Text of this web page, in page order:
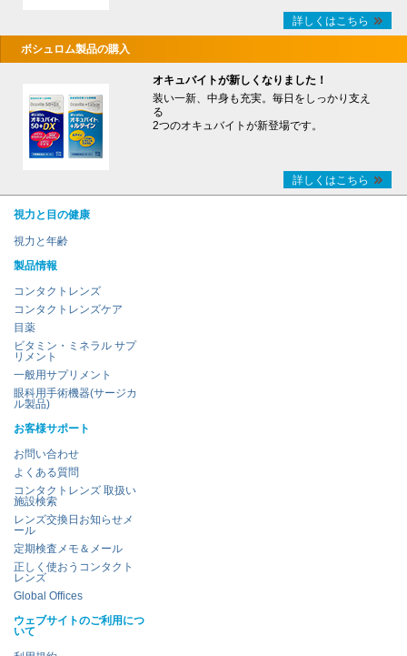
詳しくはこちら
ボシュロム製品の購入
オキュバイトが新しくなりました！
装い一新、中身も充実。毎日をしっかり支え
る
2つのオキュバイトが新登場です。
詳しくはこちら
視力と目の健康
視力と年齢
製品情報
コンタクトレンズ
コンタクトレンズケア
目薬
ビタミン・ミネラル サプ
リメント
一般用サプリメント
眼科用手術機器(サージカ
ル製品)
お客様サポート
お問い合わせ
よくある質問
コンタクトレンズ 取扱い
施設検索
レンズ交換日お知らせメ
ール
定期検査メモ＆メール
正しく使おうコンタクト
レンズ
Global Offices
ウェブサイトのご利用につ
いて